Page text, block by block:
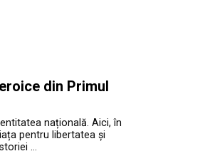
din Primul
națională. Aici, în
pentru libertatea și
…